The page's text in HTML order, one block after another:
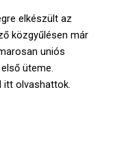
elkészült az
közgyűlésen már
uniós
üteme.
itt olvashattok.